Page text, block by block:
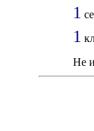
1
1
Не